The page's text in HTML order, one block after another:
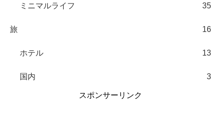
ミニマルライフ 35
旅 16
ホテル 13
国内 3
スポンサーリンク